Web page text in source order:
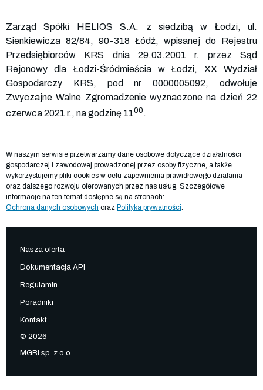
Zarząd Spółki HELIOS S.A. z siedzibą w Łodzi, ul.
Sienkiewicza 82/84, 90-318 Łódź, wpisanej do Rejestru
Przedsiębiorców KRS dnia 29.03.2001 r. przez Sąd
Rejonowy dla Łodzi-Śródmieścia w Łodzi, XX Wydział
Gospodarczy KRS, pod nr0000005092, odwołuje
Zwyczajne Walne Zgromadzenie wyznaczone na dzień 22
czerwca 2021 r., na godzinę 1100 .
W naszym serwisie przetwarzamy dane osobowe dotyczące działalności
gospodarczej i zawodowej prowadzonej przez osoby fizyczne, a także
wykorzystujemy pliki cookies w celu zapewnienia prawidłowego działania
oraz dalszego rozwoju oferowanych przez nas usług. Szczegółowe
informacje na ten temat dostępne są na stronach:
Ochrona danych osobowych oraz Polityka prywatności.
Nasza oferta
Dokumentacja API
Regulamin
Poradniki
Kontakt
© 2026
MGBI sp. z o.o.